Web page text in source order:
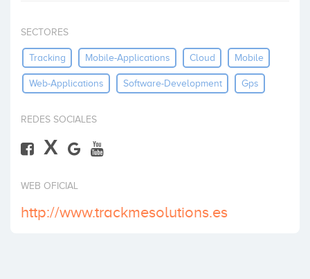
SECTORES
Tracking Mobile-Applications Cloud Mobile
Web-Applications Software-Development Gps
REDES SOCIALES
X
WEB OFICIAL
http://www.trackmesolutions.es